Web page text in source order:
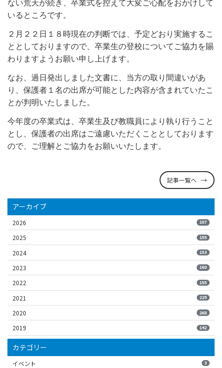
ない荒天が続き、卒業式を控えて大変ご心配をおかけして
いるところです。
２月２２日１８時現在の判断では、予定どおり実施するこ
ととしておりますので、卒業生の登校についてご協力を賜
わりますようお願い申し上げます。
なお、過日発出しました文書に、当方の取り間違いがあ
り、保護者１名の出席が可能とした内容が含まれていたこ
とが判明いたしました。
今年度の卒業式は、卒業生及び教職員により執り行うこと
とし、保護者の出席はご遠慮いただくこととしております
ので、ご理解とご協力をお願いいたします。
記事一覧へ
アーカイブ
2026 107
2025 155
2024 153
2023 160
2022 155
2021 229
2020 268
2019 142
カテゴリー
イベント 3